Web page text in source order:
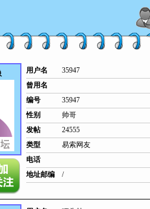
用户名
35947
曾用名
编号
35947
性别
帅哥
发帖
24555
类型
易索网友
电话
地址邮编
/